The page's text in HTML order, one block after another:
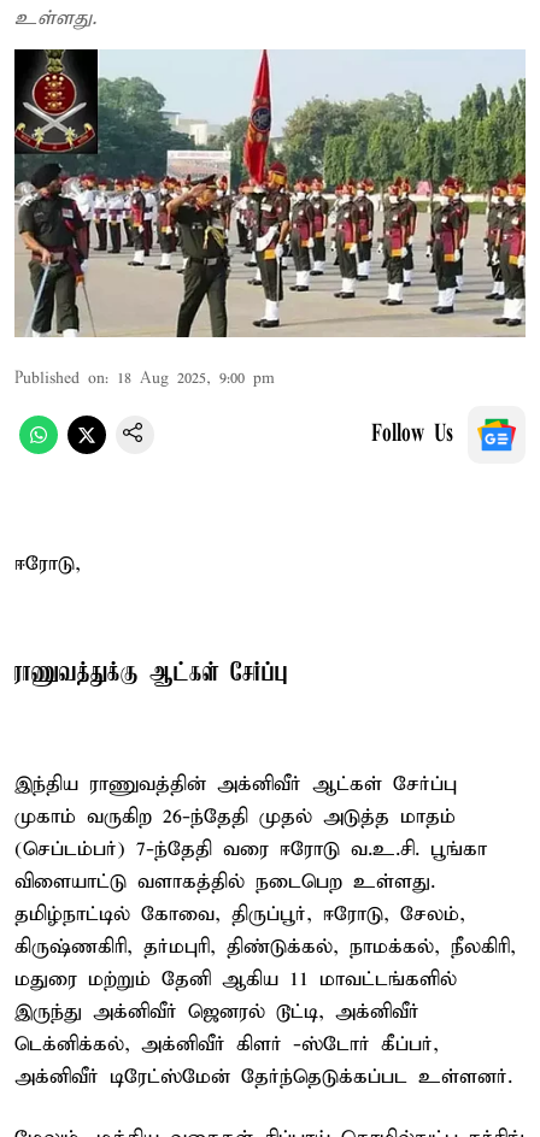
உள்ளது.
Published on: 18 Aug 2025, 9:00 pm
Follow Us
ஈரோடு,
ராணுவத்துக்கு ஆட்கள் சேர்ப்பு
இந்திய ராணுவத்தின் அக்னிவீர் ஆட்கள் சேர்ப்பு
முகாம் வருகிற 26-ந்தேதி முதல் அடுத்த மாதம்
(செப்டம்பர்) 7-ந்தேதி வரை ஈரோடு வ.உ.சி. பூங்கா
விளையாட்டு வளாகத்தில் நடைபெற உள்ளது.
தமிழ்நாட்டில் கோவை, திருப்பூர், ஈரோடு, சேலம்,
கிருஷ்ணகிரி, தர்மபுரி, திண்டுக்கல், நாமக்கல், நீலகிரி,
மதுரை மற்றும் தேனி ஆகிய 11 மாவட்டங்களில்
இருந்து அக்னிவீர் ஜெனரல் டூட்டி, அக்னிவீர்
டெக்னிக்கல், அக்னிவீர் கிளர் -ஸ்டோர் கீப்பர்,
அக்னிவீர் டிரேட்ஸ்மேன் தேர்ந்தெடுக்கப்பட உள்ளனர்.